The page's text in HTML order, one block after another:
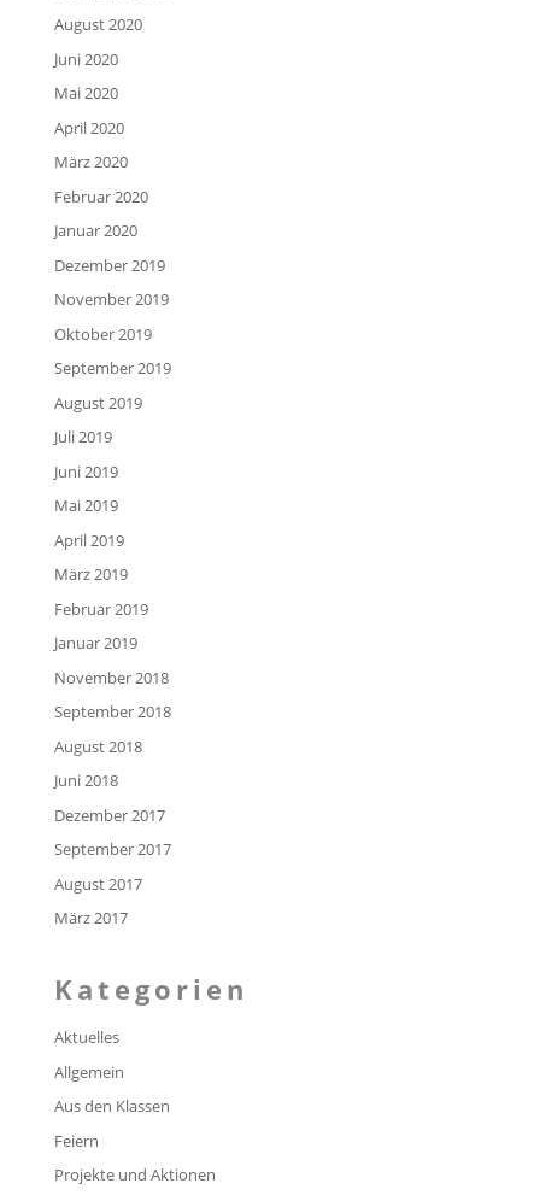
August 2020
Juni 2020
Mai 2020
April 2020
März 2020
Februar 2020
Januar 2020
Dezember 2019
November 2019
Oktober 2019
September 2019
August 2019
Juli 2019
Juni 2019
Mai 2019
April 2019
März 2019
Februar 2019
Januar 2019
November 2018
September 2018
August 2018
Juni 2018
Dezember 2017
September 2017
August 2017
März 2017
Kategorien
Aktuelles
Allgemein
Aus den Klassen
Feiern
Projekte und Aktionen